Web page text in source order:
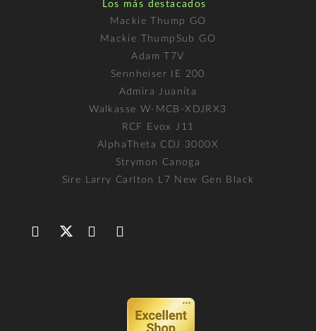
Los más destacados
Mackie Thump GO
Mackie ThumpSub GO
Adam T7V
Sennheiser IE 200
Admira Juanita
Walkasse W-MCB-XDJRX3
RCF Evox J11
AlphaTheta CDJ 3000X
Strymon Canoga
Sire Larry Carlton L7 New Gen Black